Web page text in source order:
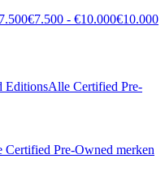
€7.500 - €10.000€10.000
EditionsAlle Certified Pre-
Certified Pre-Owned merken